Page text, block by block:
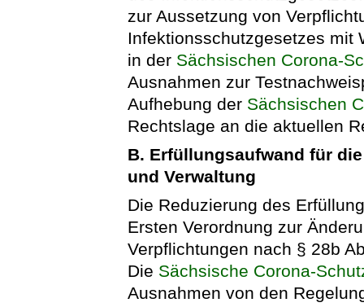
zur Aussetzung von
Infektionsschutzgesetzes mit
in der Sächsischen Corona-
Ausnahmen zur
Aufhebung der Sächsischen
Rechtslage an die aktuellen
B. Erfüllungsaufwand für
und Verwaltung
Die Reduzierung des
Ersten Verordnung zur
Verpflichtungen nach § 28b
Die Sächsische Corona-
Ausnahmen von den